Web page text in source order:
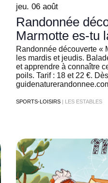
jeu. 06 août
Randonnée
Marmotte es-tu
Randonnée découverte «
les mardis et jeudis.
et apprendre à connaître
poils. Tarif : 18 et 22 €.
SPORTS-LOISIRS | LES ESTABLES